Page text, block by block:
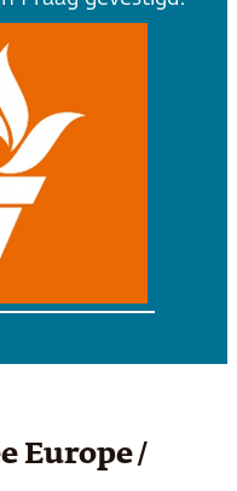
Europe /